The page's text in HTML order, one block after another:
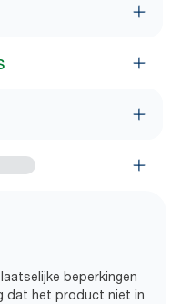
beperkingen
dat het product niet in